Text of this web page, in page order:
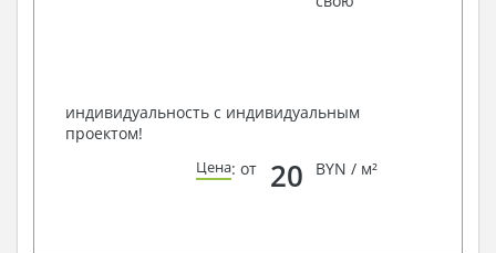
индивидуальность с индивидуальным
проектом!
Цена: от 20 BYN / м²